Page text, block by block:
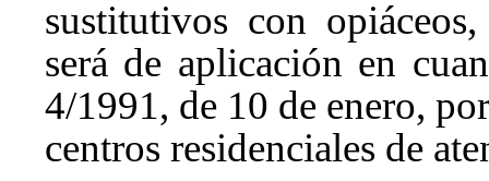
sustitutivos con
será de aplicación en
4/1991, de 10 de enero,
centros residenciales de